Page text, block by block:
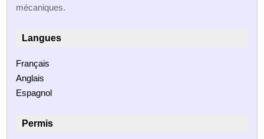
mécaniques.
Langues
Français
Anglais
Espagnol
Permis